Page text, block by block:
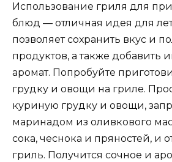
Использование гриля для
блюд — отличная идея для
позволяет сохранить вкус и
продуктов, а также добавить
аромат. Попробуйте
грудку и овощи на гриле.
куриную грудку и овощи,
маринадом из оливкового
сока, чеснока и пряностей, и
гриль. Получится сочное и